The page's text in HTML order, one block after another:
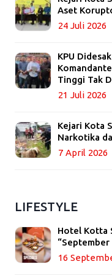
Aset
24 Juli 2026
KPU
Tinggi Tak
21 Juli 2026
Kejari Kota
Narkotika
7 April 2026
LIFESTYLE
Hotel Kotta
“September
16